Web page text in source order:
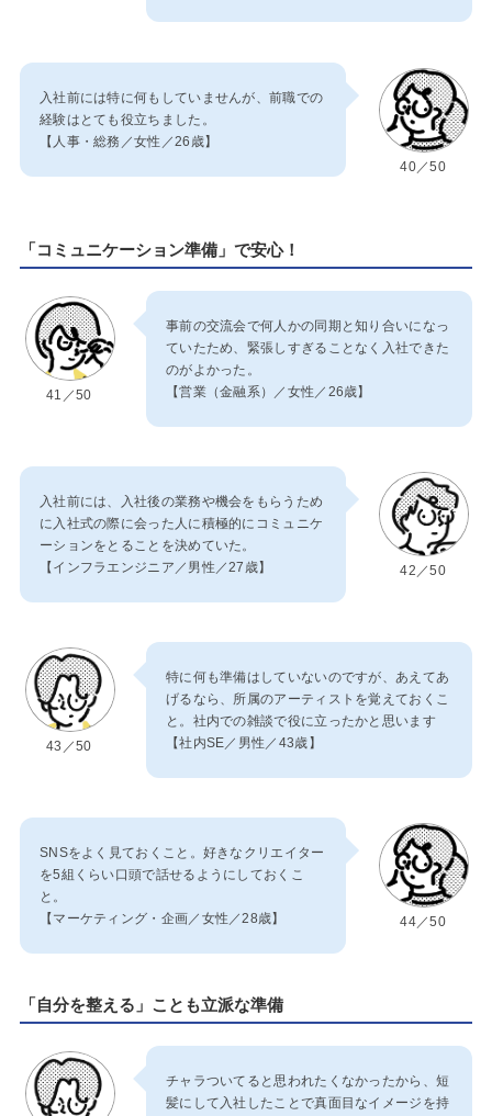
入社前には特に何もしていませんが、前職での
経験はとても役立ちました。
【人事・総務／女性／26歳】
40／50
「コミュニケーション準備」で安心！
41／50
事前の交流会で何人かの同期と知り合いになっ
ていたため、緊張しすぎることなく入社できた
のがよかった。
【営業（金融系）／女性／26歳】
入社前には、入社後の業務や機会をもらうため
に入社式の際に会った人に積極的にコミュニケ
ーションをとることを決めていた。
【インフラエンジニア／男性／27歳】
42／50
43／50
特に何も準備はしていないのですが、あえてあ
げるなら、所属のアーティストを覚えておくこ
と。社内での雑談で役に立ったかと思います
【社内SE／男性／43歳】
SNSをよく見ておくこと。好きなクリエイター
を5組くらい口頭で話せるようにしておくこ
と。
【マーケティング・企画／女性／28歳】
44／50
「自分を整える」ことも立派な準備
チャラついてると思われたくなかったから、短
髪にして入社したことで真面目なイメージを持